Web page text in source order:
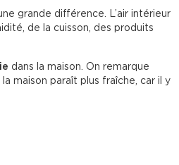
grande différence. L’air intérieur
de la cuisson, des produits
dans la maison. On remarque
maison paraît plus fraîche, car il y